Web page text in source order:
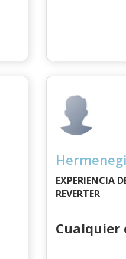
EXPERIENCIA
REVERTER
Cualquier